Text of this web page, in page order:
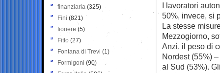
I lavoratori
50%, invece, si
La stesse
Mezzogiorno,
Anzi, il peso di
Nordest (55%)
al Sud (53%).
finanziaria (325)
Fini (821)
fioriere (5)
Fitto (27)
Fontana di Trevi (1)
Formigoni (90)